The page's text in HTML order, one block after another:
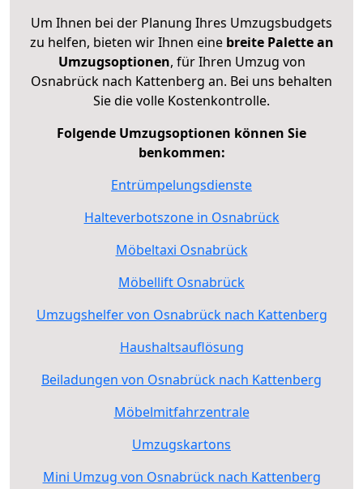
Um Ihnen bei der Planung Ihres Umzugsbudgets
zu helfen, bieten wir Ihnen eine breite Palette an
Umzugsoptionen, für Ihren Umzug von
Osnabrück nach Kattenberg an. Bei uns behalten
Sie die volle Kostenkontrolle.
Folgende Umzugsoptionen können Sie
benkommen:
Entrümpelungsdienste
Halteverbotszone in Osnabrück
Möbeltaxi Osnabrück
Möbellift Osnabrück
Umzugshelfer von Osnabrück nach Kattenberg
Haushaltsauflösung
Beiladungen von Osnabrück nach Kattenberg
Möbelmitfahrzentrale
Umzugskartons
Mini Umzug von Osnabrück nach Kattenberg